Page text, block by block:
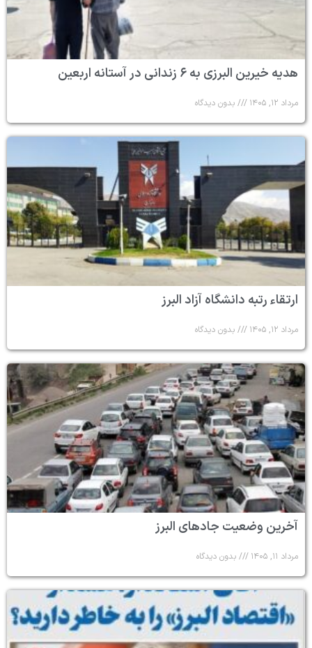
هدیه خیرین البرزی به ۶ زندانی در آستانه اربعین
مرداد ۱۲, ۱۴۰۵ بدون دیدگاه
ارتقاء رتبه دانشگاه آزاد البرز
مرداد ۱۲, ۱۴۰۵ بدون دیدگاه
آخرین وضعیت جادهای البرز
مرداد ۱۱, ۱۴۰۵ بدون دیدگاه